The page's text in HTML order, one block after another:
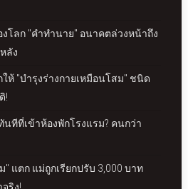
โลก "คำทำนาย" อนาคตล่วงหน้าถึง
ลัง
ห้ "บำรุงร่างกายเหมือนโสม" ชนิด
!
ทีที่เข้าห้องพักโรงแรม? คนกว่า
แตก แม่ถูกเรียกปรับ 3,000 บาท